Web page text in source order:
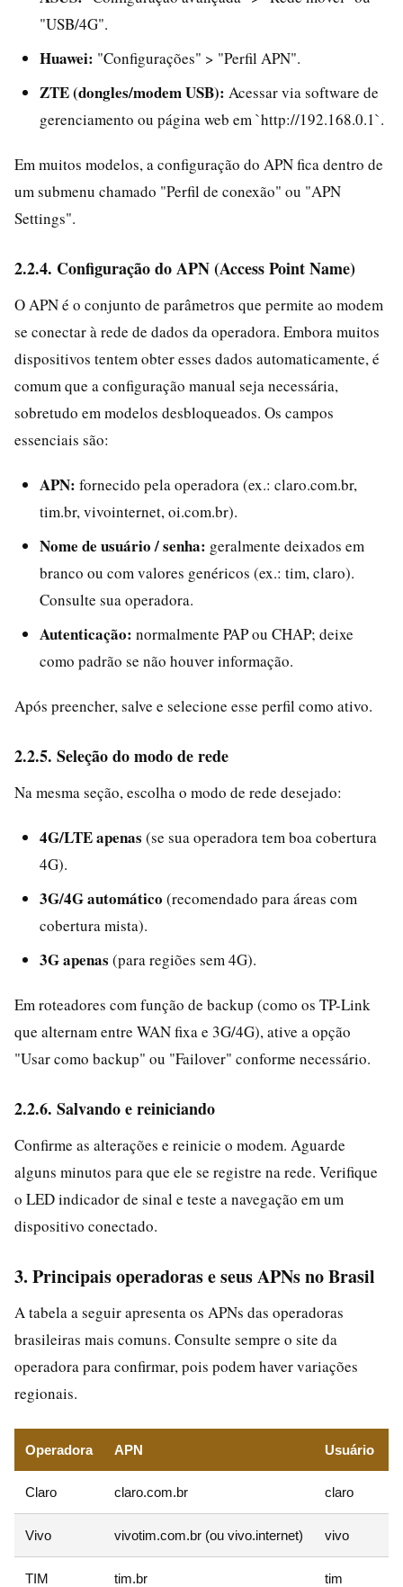
"USB/4G".
Huawei: "Configurações" > "Perfil APN".
ZTE (dongles/modem USB): Acessar via software de
gerenciamento ou página web em `http://192.168.0.1`.
Em muitos modelos, a configuração do APN fica dentro de
um submenu chamado "Perfil de conexão" ou "APN
Settings".
2.2.4. Configuração do APN (Access Point Name)
O APN é o conjunto de parâmetros que permite ao modem
se conectar à rede de dados da operadora. Embora muitos
dispositivos tentem obter esses dados automaticamente, é
comum que a configuração manual seja necessária,
sobretudo em modelos desbloqueados. Os campos
essenciais são:
APN: fornecido pela operadora (ex.: claro.com.br,
tim.br, vivointernet, oi.com.br).
Nome de usuário / senha: geralmente deixados em
branco ou com valores genéricos (ex.: tim, claro).
Consulte sua operadora.
Autenticação: normalmente PAP ou CHAP; deixe
como padrão se não houver informação.
Após preencher, salve e selecione esse perfil como ativo.
2.2.5. Seleção do modo de rede
Na mesma seção, escolha o modo de rede desejado:
4G/LTE apenas (se sua operadora tem boa cobertura
4G).
3G/4G automático (recomendado para áreas com
cobertura mista).
3G apenas (para regiões sem 4G).
Em roteadores com função de backup (como os TP-Link
que alternam entre WAN fixa e 3G/4G), ative a opção
"Usar como backup" ou "Failover" conforme necessário.
2.2.6. Salvando e reiniciando
Confirme as alterações e reinicie o modem. Aguarde
alguns minutos para que ele se registre na rede. Verifique
o LED indicador de sinal e teste a navegação em um
dispositivo conectado.
3. Principais operadoras e seus APNs no Brasil
A tabela a seguir apresenta os APNs das operadoras
brasileiras mais comuns. Consulte sempre o site da
operadora para confirmar, pois podem haver variações
regionais.
Operadora APN Usuário
Claro claro.com.br claro
Vivo vivotim.com.br (ou vivo.internet) vivo
TIM tim.br tim